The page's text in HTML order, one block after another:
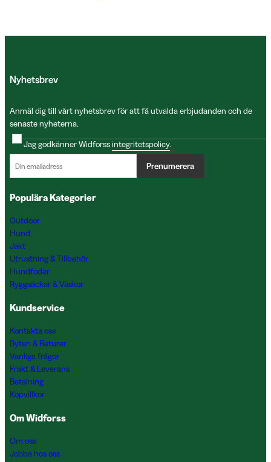
Nyhetsbrev
Anmäl dig till vårt nyhetsbrev för att få utvalda erbjudanden och de
senaste nyheterna.
Jag godkänner Widforssintegritetspolicy.
Prenumerera
Populära Kategorier
Outdoor
Hund
Jakt
Utrustning & Tillbehör
Hundfoder
Ryggsäckar & Väskor
Kundservice
Kontakta oss
Byten & Returer
Vanliga frågor
Frakt & Leverans
Betalning
Köpvillkor
Om Widforss
Om oss
Jobba hos oss